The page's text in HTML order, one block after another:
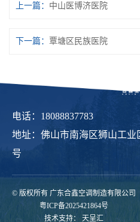
上一篇： 中山医博济医院
下一篇： 覃塘区民族医院
© 版权所有 广东合鑫空调制造有限公司
粤ICP备2025421864号
技术支持： 天呈汇
电话：18088837783
地址：佛山市南海区狮山工业
号